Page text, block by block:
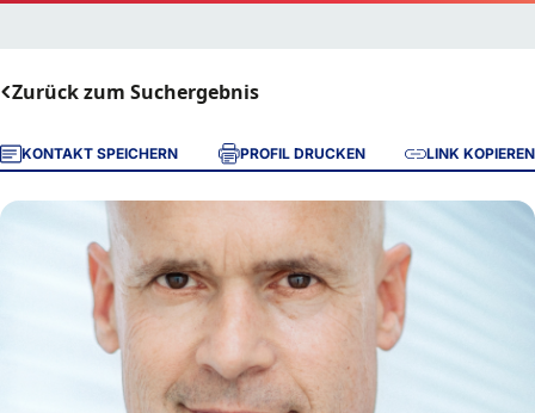
Zurück zum Suchergebnis
KONTAKT SPEICHERN PROFIL DRUCKEN LINK KOPIEREN